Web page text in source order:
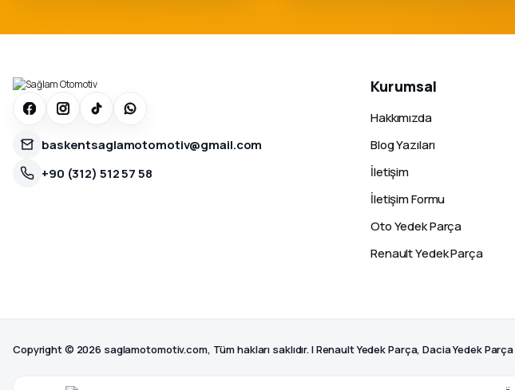
baskentsaglamotomotiv@gmail.com
+90 (312) 512 57 58
Kurumsal
Hakkımızda
Blog Yazıları
İletişim
İletişim Formu
Oto Yedek Parça
Renault Yedek Parça
Copyright © 2026 saglamotomotiv.com, Tüm hakları saklıdır. | Renault Yedek Parça, Dacia Yedek Parça